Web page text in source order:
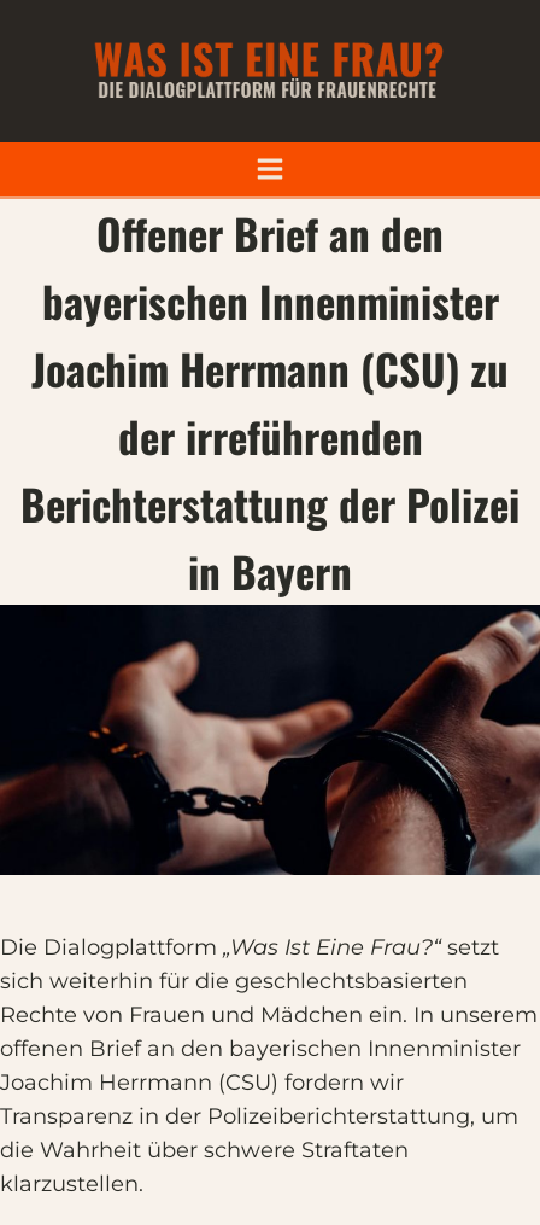
Offener Brief an den
bayerischen Innenminister
Joachim Herrmann (CSU) zu
der irreführenden
Berichterstattung der Polizei
in Bayern
Die Dialogplattform „Was Ist Eine Frau?“setzt
sich weiterhin für die geschlechtsbasierten
Rechte von Frauen und Mädchen ein. In unserem
offenen Brief an den bayerischen Innenminister
Joachim Herrmann (CSU) fordern wir
Transparenz in der Polizeiberichterstattung, um
die Wahrheit über schwere Straftaten
klarzustellen.